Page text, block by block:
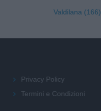
Valdilana (166)
Privacy Policy
Termini e Condizioni